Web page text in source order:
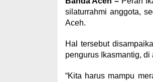
silaturrahmi anggota,
Aceh.
Hal tersebut
pengurus Ikasmantig,
“Kita harus mampu